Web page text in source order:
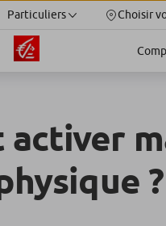
Particuliers Choisir
activer
?